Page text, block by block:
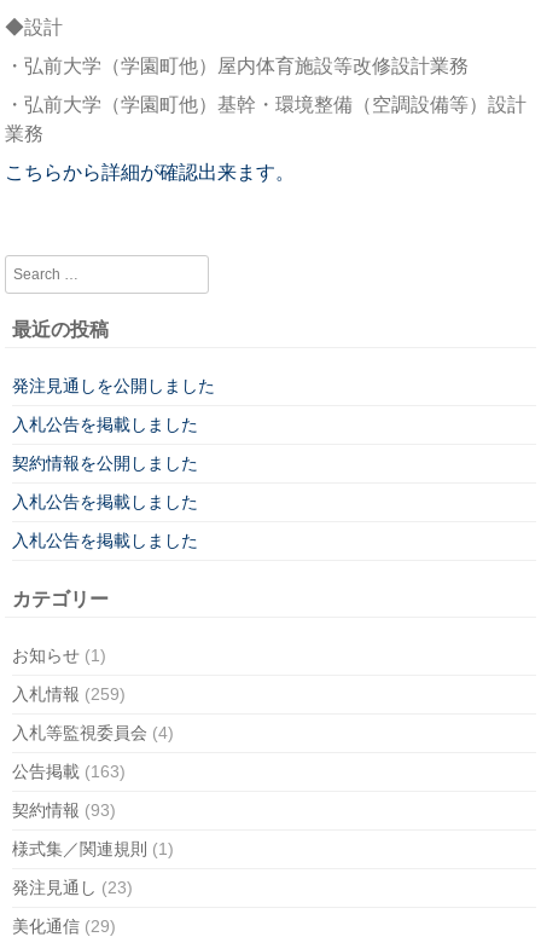
◆設計
・弘前大学（学園町他）屋内体育施設等改修設計業務
・弘前大学（学園町他）基幹・環境整備（空調設備等）設計
業務
こちらから詳細が確認出来ます。
Search
最近の投稿
発注見通しを公開しました
入札公告を掲載しました
契約情報を公開しました
入札公告を掲載しました
入札公告を掲載しました
カテゴリー
お知らせ (1)
入札情報 (259)
入札等監視委員会 (4)
公告掲載 (163)
契約情報 (93)
様式集／関連規則 (1)
発注見通し (23)
美化通信 (29)